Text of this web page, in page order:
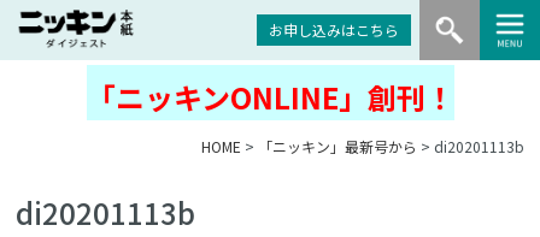
お申し込みはこちら
「ニッキンONLINE」創刊！
HOME > 「ニッキン」最新号から > di20201113b
di20201113b